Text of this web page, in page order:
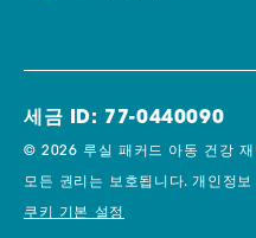
세금 ID: 77-0440090
© 2026 루실 패커드 아동 건강 재
모든 권리는 보호됩니다.개인정보
쿠키 기본 설정